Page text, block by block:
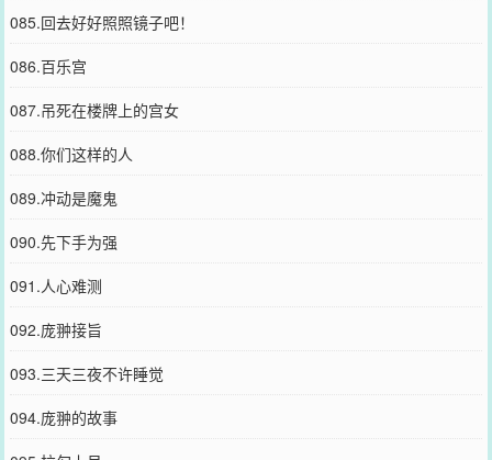
085.回去好好照照镜子吧！
086.百乐宫
087.吊死在楼牌上的宫女
088.你们这样的人
089.冲动是魔鬼
090.先下手为强
091.人心难测
092.庞翀接旨
093.三天三夜不许睡觉
094.庞翀的故事